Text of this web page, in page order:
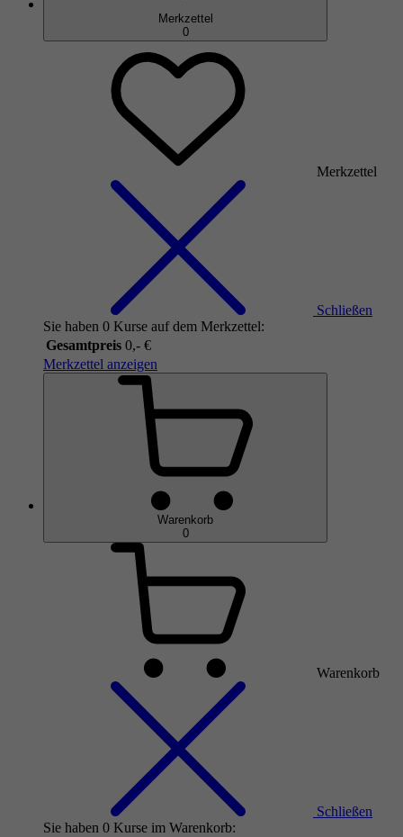
Merkzettel
0
Merkzettel
Schließen
Sie haben 0 Kurse auf dem Merkzettel:
Gesamtpreis 0,- €
Merkzettel anzeigen
Warenkorb
0
Warenkorb
Schließen
Sie haben 0 Kurse im Warenkorb: